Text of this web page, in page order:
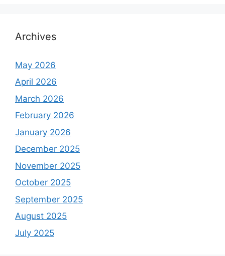
Archives
May 2026
April 2026
March 2026
February 2026
January 2026
December 2025
November 2025
October 2025
September 2025
August 2025
July 2025